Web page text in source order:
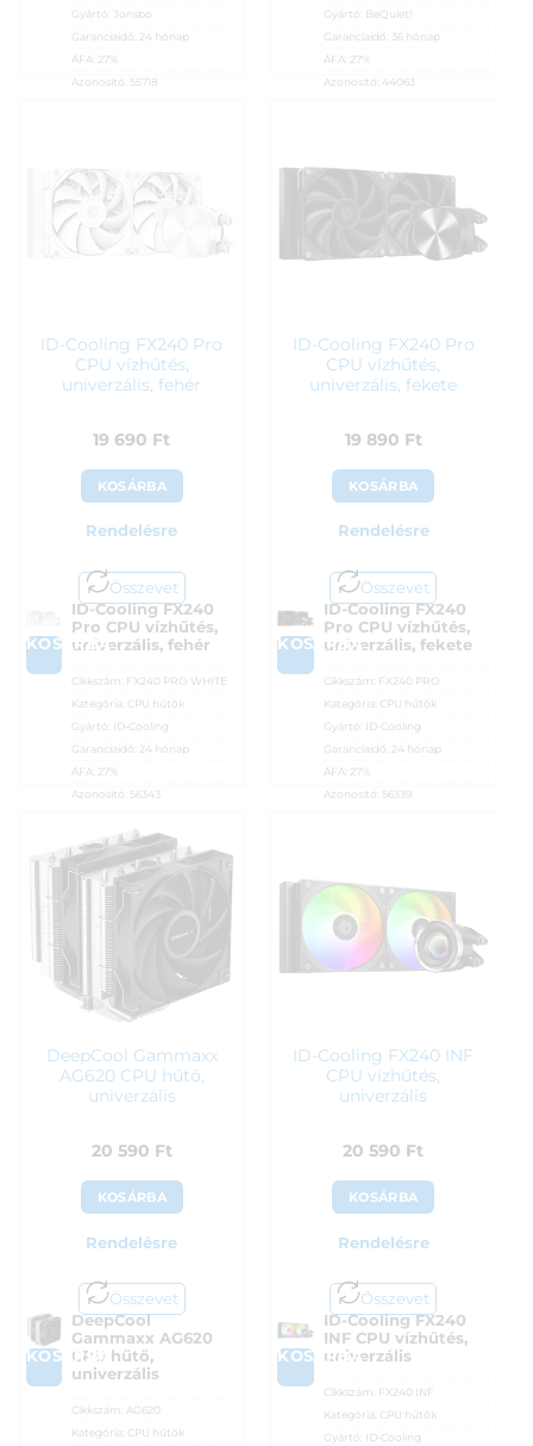
Gyártó:
Jonsbo
Garanciaidő: 24 hónap
ÁFA: 27%
Azonosító: 55718
Gyártó: BeQuiet!
Garanciaidő: 36 hónap
ÁFA: 27%
Azonosító: 44063
ID-Cooling FX240 Pro
CPU vízhűtés,
univerzális, fehér
19 690 Ft
KOSÁRBA
Rendelésre
Összevet
KOSÁRBA
ID-Cooling FX240
Pro CPU vízhűtés,
univerzális, fehér
Cikkszám: FX240 PRO WHITE
Kategória: CPU hűtők
Gyártó: ID-Cooling
Garanciaidő:
24 hónap
ÁFA:
27%
Azonosító: 56343
ID-Cooling FX240 Pro
CPU vízhűtés,
univerzális, fekete
19 890 Ft
KOSÁRBA
Rendelésre
Összevet
KOSÁRBA
ID-Cooling FX240
Pro CPU vízhűtés,
univerzális, fekete
Cikkszám: FX240 PRO
Kategória: CPU hűtők
Gyártó: ID-Cooling
Garanciaidő:
24 hónap
ÁFA:
27%
Azonosító: 56339
DeepCool Gammaxx
AG620 CPU hűtő,
univerzális
20 590 Ft
KOSÁRBA
Rendelésre
Összevet
KOSÁRBA
DeepCool
Gammaxx AG620
CPU hűtő,
univerzális
Cikkszám: AG620
Kategória: CPU hűtők
ID-Cooling FX240 INF
CPU vízhűtés,
univerzális
20 590 Ft
KOSÁRBA
Rendelésre
Összevet
KOSÁRBA
ID-Cooling FX240
INF CPU vízhűtés,
univerzális
Cikkszám: FX240 INF
Kategória: CPU hűtők
Gyártó: ID-Cooling